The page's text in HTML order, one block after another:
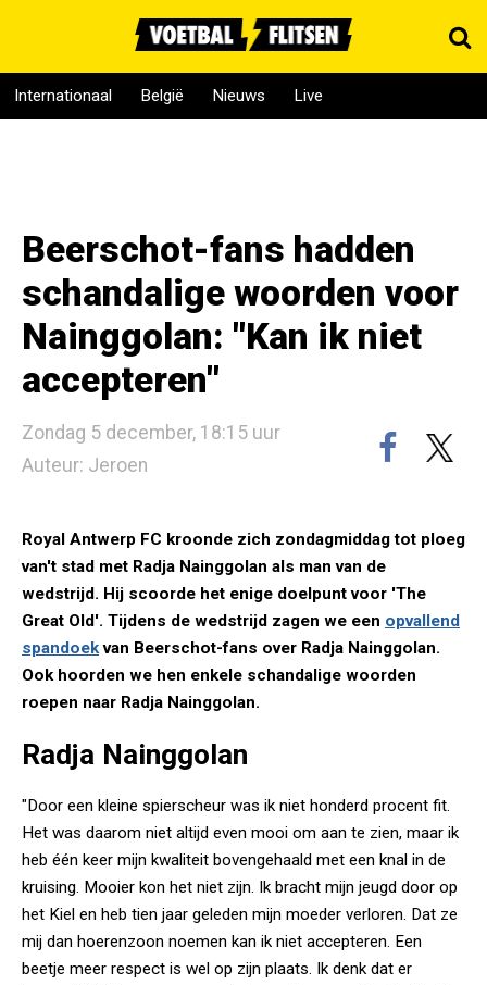
Internationaal België Nieuws Live
Beerschot-fans hadden
schandalige woorden voor
Nainggolan: "Kan ik niet
accepteren"
Zondag 5 december, 18:15 uur
Auteur: Jeroen
Royal Antwerp FC kroonde zich zondagmiddag tot ploeg
van't stad met Radja Nainggolan als man van de
wedstrijd. Hij scoorde het enige doelpunt voor 'The
Great Old'. Tijdens de wedstrijd zagen we een opvallend
spandoekvan Beerschot-fans over Radja Nainggolan.
Ook hoorden we hen enkele schandalige woorden
roepen naar Radja Nainggolan.
Radja Nainggolan
"Door een kleine spierscheur was ik niet honderd procent fit.
Het was daarom niet altijd even mooi om aan te zien, maar ik
heb één keer mijn kwaliteit bovengehaald met een knal in de
kruising. Mooier kon het niet zijn. Ik bracht mijn jeugd door op
het Kiel en heb tien jaar geleden mijn moeder verloren. Dat ze
mij dan hoerenzoon noemen kan ik niet accepteren. Een
beetje meer respect is wel op zijn plaats. Ik denk dat er